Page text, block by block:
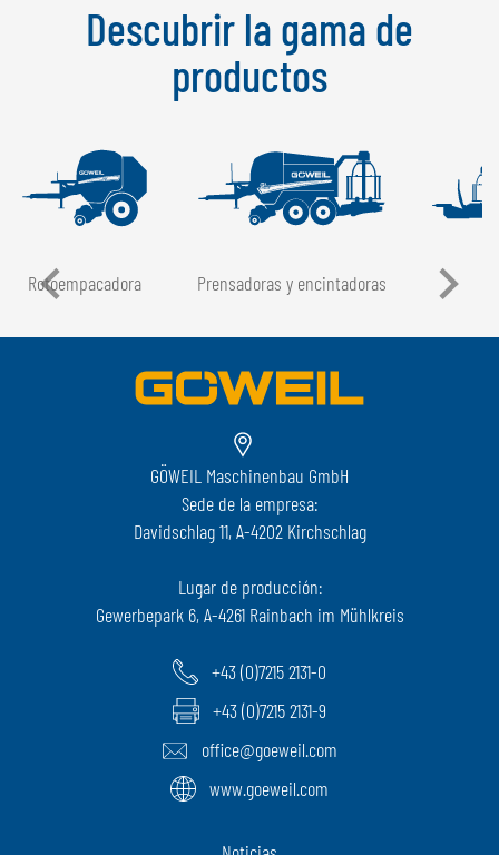
Descubrir la gama de
productos
Rotoempacadora Prensadoras y encintadoras
GÖWEIL Maschinenbau GmbH
Sede de la empresa:
Davidschlag 11, A-4202 Kirchschlag
Lugar de producción:
Gewerbepark 6, A-4261 Rainbach im Mühlkreis
+43 (0)7215 2131-0
+43 (0)7215 2131-9
office@goeweil.com
www.goeweil.com